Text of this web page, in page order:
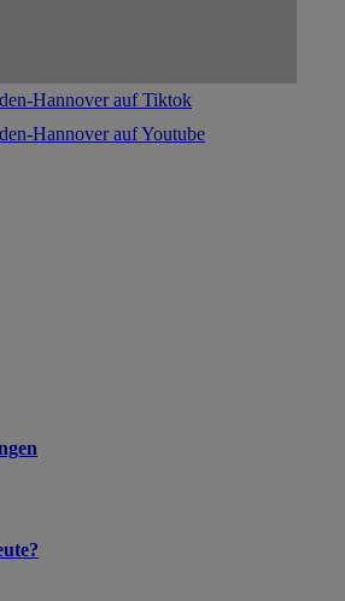
Hannover auf Tiktok
Hannover auf Youtube